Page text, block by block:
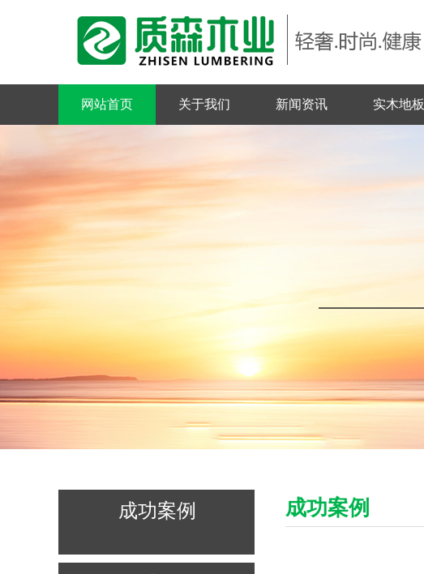
网站首页 关于我们 新闻资讯 实木地板
成功案例 成功案例